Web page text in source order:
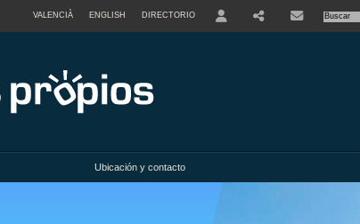
VALENCIÀ ENGLISH DIRECTORIO
Ubicación y contacto